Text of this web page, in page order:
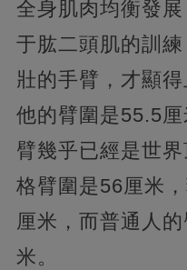
全身肌肉均衡發
于肱二頭肌的訓
壯的手臂，才顯
他的臂圍是55.5
臂幾乎已經是世
格臂圍是56厘米
厘米，而普通人
米。